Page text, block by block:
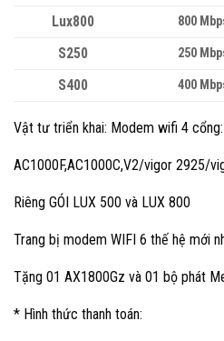
Lux800 800
S250 250
S400 400
Vật tư triển khai: Modem wifi 4 cổng:
AC1000F,AC1000C,V2/vigor 2925/
Riêng GÓI LUX 500 và LUX 800
Trang bị modem WIFI 6 thế hệ mới
Tặng 01 AX1800Gz và 01 bộ phát
* Hình thức thanh toán: